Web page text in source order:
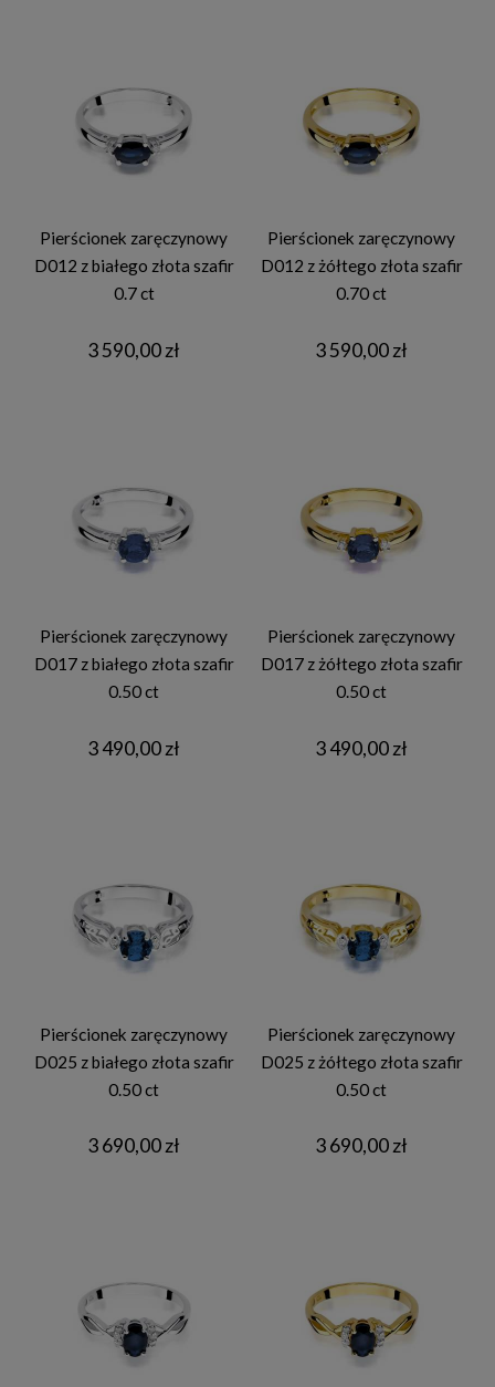
Pierścionek zaręczynowy
D012 z białego złota szafir
0.7 ct
3 590,00 zł
Pierścionek zaręczynowy
D012 z żółtego złota szafir
0.70 ct
3 590,00 zł
Pierścionek zaręczynowy
D017 z białego złota szafir
0.50 ct
3 490,00 zł
Pierścionek zaręczynowy
D017 z żółtego złota szafir
0.50 ct
3 490,00 zł
Pierścionek zaręczynowy
D025 z białego złota szafir
0.50 ct
3 690,00 zł
Pierścionek zaręczynowy
D025 z żółtego złota szafir
0.50 ct
3 690,00 zł